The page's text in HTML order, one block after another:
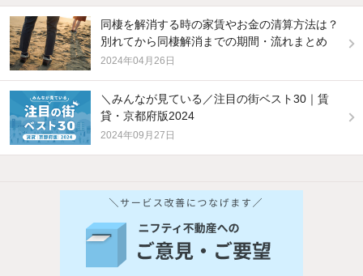
同棲を解消する時の家賃やお金の清算方法は？
別れてから同棲解消までの期間・流れまとめ
2024年04月26日
＼みんなが見ている／注目の街ベスト30｜賃
貸・京都府版2024
2024年09月27日
他の人はこんな条件で絞り込んでいます！
バス・トイレ別 2階以上
新着物件メール通知
検索中の条件の新着物件情報をいち早く